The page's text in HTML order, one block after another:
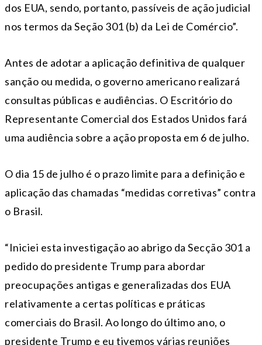
dos EUA, sendo, portanto, passíveis de ação judicial
nos termos da Seção 301 (b) da Lei de Comércio”.
Antes de adotar a aplicação definitiva de qualquer
sanção ou medida, o governo americano realizará
consultas públicas e audiências. O Escritório do
Representante Comercial dos Estados Unidos fará
uma audiência sobre a ação proposta em 6 de julho.
O dia 15 de julho é o prazo limite para a definição e
aplicação das chamadas “medidas corretivas” contra
o Brasil.
“Iniciei esta investigação ao abrigo da Secção 301 a
pedido do presidente Trump para abordar
preocupações antigas e generalizadas dos EUA
relativamente a certas políticas e práticas
comerciais do Brasil. Ao longo do último ano, o
presidente Trump e eu tivemos várias reuniões